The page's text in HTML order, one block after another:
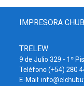
IMPRESORA
TRELEW
9 de Julio 329 - 1º
Teléfono (+54) 280
E-Mail: